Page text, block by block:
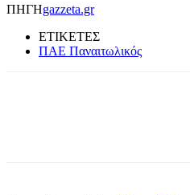
ΠΗΓΗgazzeta.gr
ΕΤΙΚΕΤΕΣ
ΠΑΕ Παναιτωλικός